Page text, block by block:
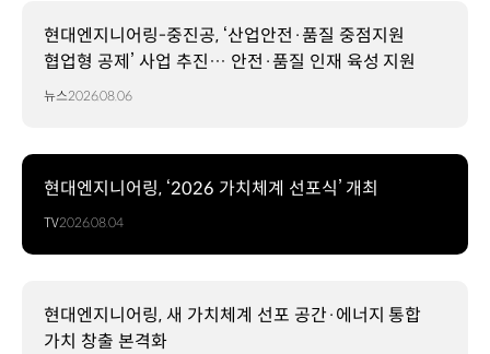
현대엔지니어링-중진공, ‘산업안전·품질 중점지원
협업형 공제’ 사업 추진… 안전·품질 인재 육성 지원
뉴스2026.08.06
현대엔지니어링, ‘2026 가치체계 선포식’ 개최
TV2026.08.04
현대엔지니어링, 새 가치체계 선포 공간·에너지 통합
가치 창출 본격화